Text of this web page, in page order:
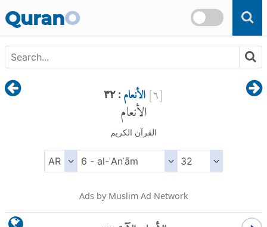
Skip to main content
QuranO
[٦]الأنعام : ٣٢الأنعام
القرآن الكريم
Ads by Muslim Ad Network